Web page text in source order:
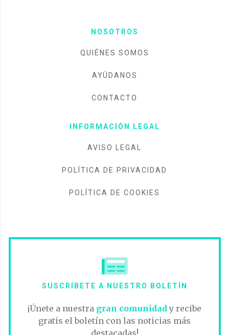
NOSOTROS
QUIÉNES SOMOS
AYÚDANOS
CONTACTO
INFORMACIÓN LEGAL
AVISO LEGAL
POLÍTICA DE PRIVACIDAD
POLÍTICA DE COOKIES
SUSCRÍBETE A NUESTRO BOLETÍN
¡Únete a nuestra gran comunidady recibe
gratis el boletín con las noticias más